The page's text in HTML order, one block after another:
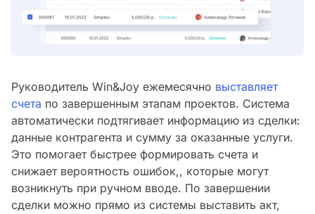
Руководитель Win&Joy ежемесячно выставляет
счета по завершенным этапам проектов. Система
автоматически подтягивает информацию из сделки:
данные контрагента и сумму за оказанные услуги.
Это помогает быстрее формировать счета и
снижает вероятность ошибок,, которые могут
возникнуть при ручном вводе. По завершении
сделки можно прямо из системы выставить акт,